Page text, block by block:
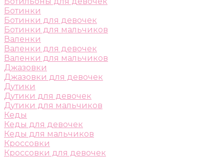
Ботинки
Ботинки для девочек
Ботинки для мальчиков
Валенки
Валенки для девочек
Валенки для мальчиков
Джазовки
Джазовки для девочек
Дутики
Дутики для девочек
Дутики для мальчиков
Кеды
Кеды для девочек
Кеды для мальчиков
Кроссовки
Кроссовки для девочек